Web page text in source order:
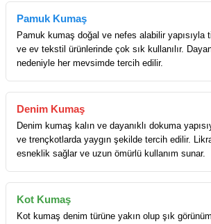
Pamuk Kumaş
Pamuk kumaş doğal ve nefes alabilir yapısıyla
ve ev tekstil ürünlerinde çok sık kullanılır.
nedeniyle her mevsimde tercih edilir.
Denim Kumaş
Denim kumaş kalın ve dayanıklı dokuma
ve trençkotlarda yaygın şekilde tercih edilir.
esneklik sağlar ve uzun ömürlü kullanım sunar.
Kot Kumaş
Kot kumaş denim türüne yakın olup şık